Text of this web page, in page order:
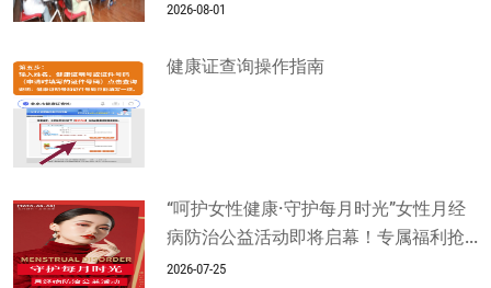
2026-08-01
健康证查询操作指南
“呵护女性健康·守护每月时光”女性月经
病防治公益活动即将启幕！专属福利抢...
2026-07-25